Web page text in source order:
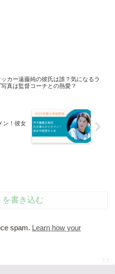
カー遠藤純の彼氏は誰？気になるラ
真は監督コーチとの熱愛？
ン！彼女
を書き込む
spam. Learn how your